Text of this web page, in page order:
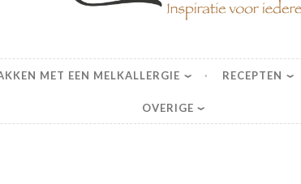
MET EEN MELKALLERGIE RECEPTEN
OVERIGE